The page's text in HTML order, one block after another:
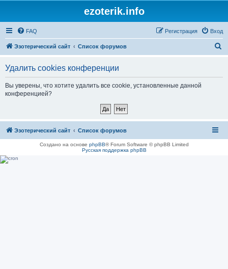
ezoterik.info
FAQ Вход
Регистрация
Эзотерический сайт Список форумов
Удалить cookies конференции
Вы уверены, что хотите удалить все cookie, установленные данной
конференцией?
Эзотерический сайт Список форумов
Создано на основе phpBB® Forum Software © phpBB Limited
Русская поддержка phpBB